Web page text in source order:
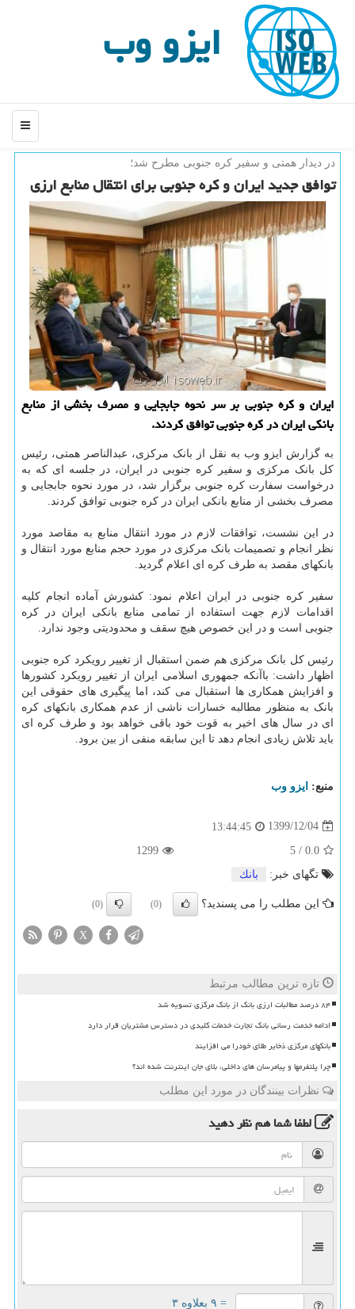
ایزو وب
منو
در دیدار همتی و سفیر كره جنوبی مطرح شد؛
توافق جدید ایران و كره جنوبی برای انتقال منابع ارزی
ایران و کره جنوبی بر سر نحوه جابجایی و مصرف بخشی از منابع
بانکی ایران در کره جنوبی توافق کردند.
به گزارش ایزو وب به نقل از بانک مرکزی، عبدالناصر همتی، رئیس
کل بانک مرکزی و سفیر کره جنوبی در ایران، در جلسه ای که به
درخواست سفارت کره جنوبی برگزار شد، در مورد نحوه جابجایی و
مصرف بخشی از منابع بانکی ایران در کره جنوبی توافق کردند.
در این نشست، توافقات لازم در مورد انتقال منابع به مقاصد مورد
نظر انجام و تصمیمات بانک مرکزی در مورد حجم منابع مورد انتقال و
بانکهای مقصد به طرف کره ای اعلام گردید.
سفیر کره جنوبی در ایران اعلام نمود: کشورش آماده انجام کلیه
اقدامات لازم جهت استفاده از تمامی منابع بانکی ایران در کره
جنوبی است و در این خصوص هیچ سقف و محدودیتی وجود ندارد.
رئیس کل بانک مرکزی هم ضمن استقبال از تغییر رویکرد کره جنوبی
اظهار داشت: باآنکه جمهوری اسلامی ایران از تغییر رویکرد کشورها
و افزایش همکاری ها استقبال می کند، اما پیگیری های حقوقی این
بانک به منظور مطالبه خسارات ناشی از عدم همکاری بانکهای کره
ای در سال های اخیر به قوت خود باقی خواهد بود و طرف کره ای
باید تلاش زیادی انجام دهد تا این سابقه منفی از بین برود.
منبع: ایزو وب
1399/12/04
13:44:45
0.0
/
5
1299
تگهای خبر:
بانك
این مطلب را می پسندید؟ (0)
(0)
X
تازه ترین مطالب مرتبط
۸۴ درصد مطالبات ارزی بانک از بانک مرکزی تسویه شد
ادامه خدمت رسانی بانک تجارت خدمات کلیدی در دسترس مشتریان قرار دارد
بانکهای مرکزی ذخایر طلای خودرا می افزایند
چرا پلتفرمها و پیامرسان های داخلی، بلای جان اینترنت شده اند؟
نظرات بینندگان در مورد این مطلب
لطفا شما همنظر دهید
= ۹ بعلاوه ۳